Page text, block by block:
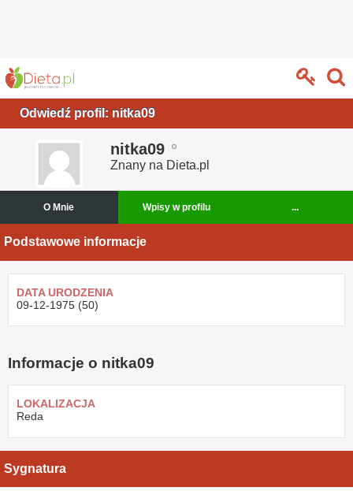
Odwiedź profil: nitka09
nitka09
Znany na Dieta.pl
O Mnie Wpisy w profilu ...
Podstawowe informacje
DATA URODZENIA
09-12-1975 (50)
Informacje o nitka09
LOKALIZACJA
Reda
Sygnatura